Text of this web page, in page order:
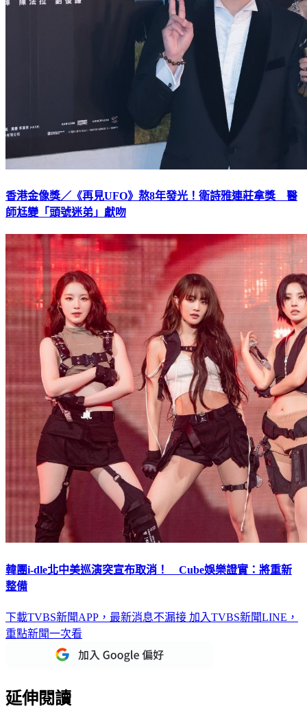
香港金像獎／《再見UFO》熬8年發光！衛詩雅連莊拿獎 醫
師尪變「頭號迷弟」獻吻
韓團i-dle北中美巡演突宣布取消！ Cube娛樂證實：將重新
整備
下載TVBS新聞APP，最新消息不漏接 加入TVBS新聞LINE，
重點新聞一次看
延伸閱讀